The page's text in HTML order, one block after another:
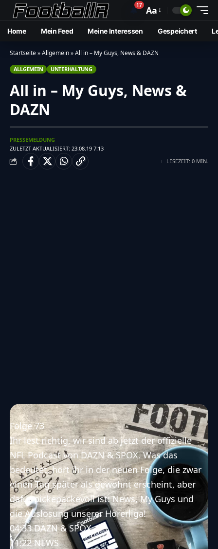
🔔17 Aa
Home Mein Feed Meine Interessen Gespeichert
Startseite»Allgemein»All in – My Guys, News & DAZN
ALLGEMEIN UNTERHALTUNG
All in – My Guys, News &
DAZN
ZULETZT AKTUALISIERT: 23.08.19 7:13
PRESSEMELDUNG
LESEZEIT: 0 MIN.
Folge 73
Ihr lest richtig, wir sind ab jetzt der offizielle
NFL Podcast von DAZN & SPOX. Was das
bedeutet, hört ihr in der neuen Folge, die zwar
einen Tag später als gewohnt erscheint, aber
dafür pickepackevoll ist: News, My Guys und
die Auslosung unserer Hörerliga!
04:33 DAZN & SPOX
11:22 NEWS